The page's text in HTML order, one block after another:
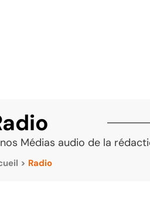
Médias audio de la
> Radio